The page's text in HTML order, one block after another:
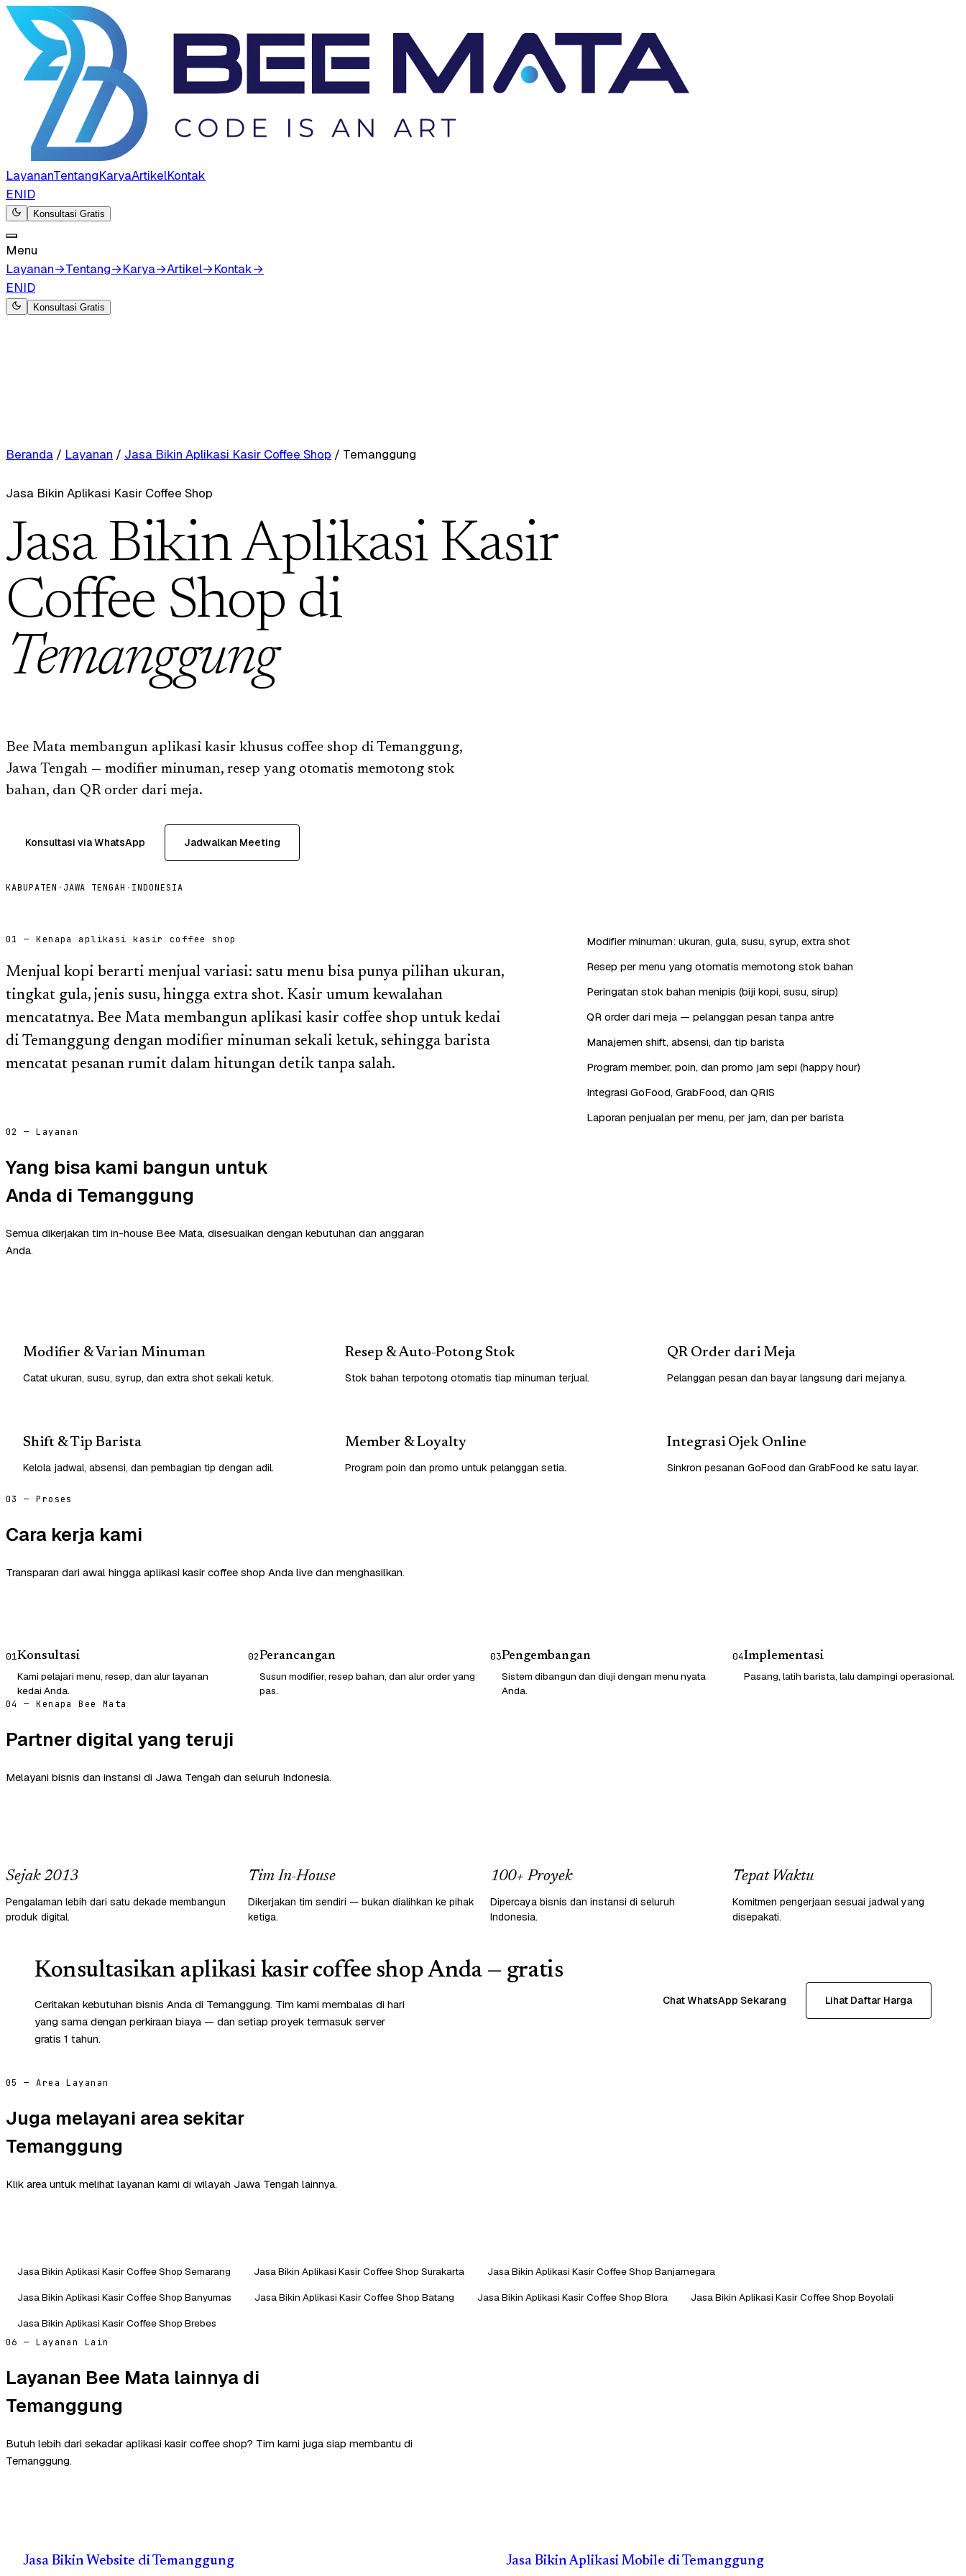
LayananTentangKaryaArtikelKontak
ENID
Konsultasi Gratis
Menu
Layanan→Tentang→Karya→Artikel→Kontak→
ENID
Konsultasi Gratis
Beranda / Layanan / Jasa Bikin Aplikasi Kasir Coffee Shop / Temanggung
Jasa Bikin Aplikasi Kasir Coffee Shop
Jasa Bikin Aplikasi Kasir
Coffee Shop di
Temanggung
Bee Mata membangun aplikasi kasir khusus coffee shop di Temanggung,
Jawa Tengah — modifier minuman, resep yang otomatis memotong stok
bahan, dan QR order dari meja.
Konsultasi via WhatsApp Jadwalkan Meeting
KABUPATEN · JAWA TENGAH · INDONESIA
01 — Kenapa aplikasi kasir coffee shop
Menjual kopi berarti menjual variasi: satu menu bisa punya pilihan ukuran,
tingkat gula, jenis susu, hingga extra shot. Kasir umum kewalahan
mencatatnya. Bee Mata membangun aplikasi kasir coffee shop untuk kedai
di Temanggung dengan modifier minuman sekali ketuk, sehingga barista
mencatat pesanan rumit dalam hitungan detik tanpa salah.
Modifier minuman: ukuran, gula, susu, syrup, extra shot
Resep per menu yang otomatis memotong stok bahan
Peringatan stok bahan menipis (biji kopi, susu, sirup)
QR order dari meja — pelanggan pesan tanpa antre
Manajemen shift, absensi, dan tip barista
Program member, poin, dan promo jam sepi (happy hour)
Integrasi GoFood, GrabFood, dan QRIS
Laporan penjualan per menu, per jam, dan per barista
02 — Layanan
Yang bisa kami bangun untuk
Anda di Temanggung
Semua dikerjakan tim in-house Bee Mata, disesuaikan dengan kebutuhan dan anggaran
Anda.
Modifier & Varian Minuman
Catat ukuran, susu, syrup, dan extra shot sekali ketuk.
Resep & Auto-Potong Stok
Stok bahan terpotong otomatis tiap minuman terjual.
QR Order dari Meja
Pelanggan pesan dan bayar langsung dari mejanya.
Shift & Tip Barista
Kelola jadwal, absensi, dan pembagian tip dengan adil.
Member & Loyalty
Program poin dan promo untuk pelanggan setia.
Integrasi Ojek Online
Sinkron pesanan GoFood dan GrabFood ke satu layar.
03 — Proses
Cara kerja kami
Transparan dari awal hingga aplikasi kasir coffee shop Anda live dan menghasilkan.
01Konsultasi
Kami pelajari menu, resep, dan alur layanan
kedai Anda.
02Perancangan
Susun modifier, resep bahan, dan alur order yang
pas.
03Pengembangan
Sistem dibangun dan diuji dengan menu nyata
Anda.
04Implementasi
Pasang, latih barista, lalu dampingi operasional.
04 — Kenapa Bee Mata
Partner digital yang teruji
Melayani bisnis dan instansi di Jawa Tengah dan seluruh Indonesia.
Sejak 2013
Pengalaman lebih dari satu dekade membangun
produk digital.
Tim In-House
Dikerjakan tim sendiri — bukan dialihkan ke pihak
ketiga.
100+ Proyek
Dipercaya bisnis dan instansi di seluruh
Indonesia.
Tepat Waktu
Komitmen pengerjaan sesuai jadwal yang
disepakati.
Konsultasikan aplikasi kasir coffee shop Anda — gratis
Ceritakan kebutuhan bisnis Anda di Temanggung. Tim kami membalas di hari
yang sama dengan perkiraan biaya — dan setiap proyek termasuk server
gratis 1 tahun.
Chat WhatsApp Sekarang Lihat Daftar Harga
05 — Area Layanan
Juga melayani area sekitar
Temanggung
Klik area untuk melihat layanan kami di wilayah Jawa Tengah lainnya.
Jasa Bikin Aplikasi Kasir Coffee Shop Semarang Jasa Bikin Aplikasi Kasir Coffee Shop Surakarta
Jasa Bikin Aplikasi Kasir Coffee Shop Banjarnegara
Jasa Bikin Aplikasi Kasir Coffee Shop Banyumas
Jasa Bikin Aplikasi Kasir Coffee Shop Batang Jasa Bikin Aplikasi Kasir Coffee Shop Blora
Jasa Bikin Aplikasi Kasir Coffee Shop Boyolali
Jasa Bikin Aplikasi Kasir Coffee Shop Brebes
06 — Layanan Lain
Layanan Bee Mata lainnya di
Temanggung
Butuh lebih dari sekadar aplikasi kasir coffee shop? Tim kami juga siap membantu di
Temanggung.
Jasa Bikin Website di Temanggung Jasa Bikin Aplikasi Mobile di Temanggung